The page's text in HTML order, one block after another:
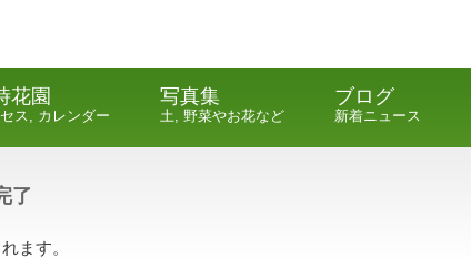
花園
ス, カレンダー
写真集
土, 野菜やお花など
ブログ
新着ニュース
了
ます。